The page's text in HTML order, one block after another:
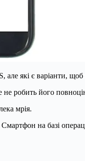
які є варіанти, щоб
робить його
мрія.
на базі